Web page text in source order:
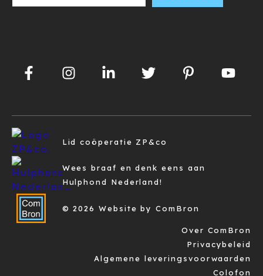
Lid coöperatie ZP&co
Wees braaf en denk eens aan
Hulphond Nederland!
© 2026 Website by ComBron
Over ComBron
Privacybeleid
Algemene leveringsvoorwaarden
Colofon